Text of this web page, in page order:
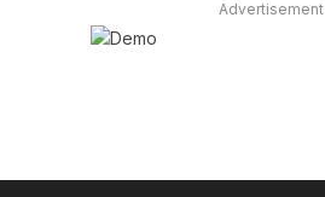
Advertisement